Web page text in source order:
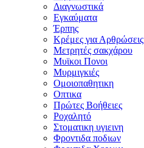
Διαγνωστικά
Εγκαύματα
Έρπης
Κρέμες για Αρθρώσεις
Μετρητές σακχάρου
Μυϊκοι Πονοι
Μυρμιγκιές
Ομοιοπαθητικη
Οπτικα
Πρώτες Βοήθειες
Ροχαλητό
Στοματικη υγιεινη
Φροντιδα ποδιων